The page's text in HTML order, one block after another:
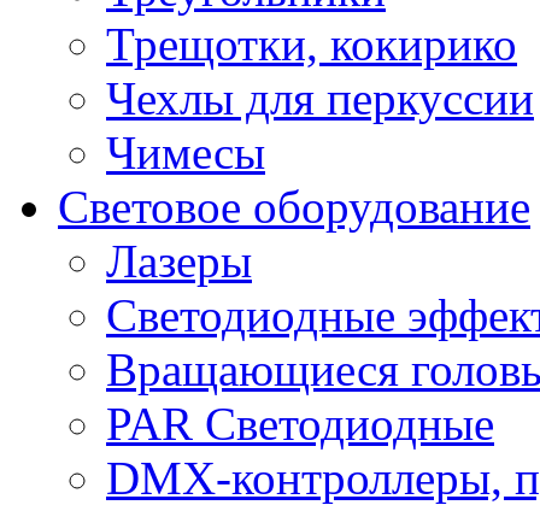
Трещотки, кокирико
Чехлы для перкуссии
Чимесы
Световое оборудование
Лазеры
Светодиодные
Вращающиеся
PAR Светодиодные
DMX-контроллеры,